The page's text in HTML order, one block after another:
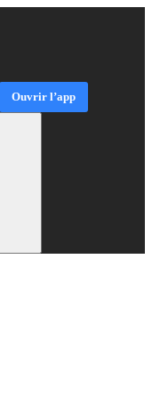
Ouvrir l’app